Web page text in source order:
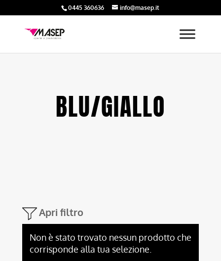
0445 360636 info@masep.it
BLU/GIALLO
Apri filtro
Non è stato trovato nessun prodotto che
corrisponde alla tua selezione.